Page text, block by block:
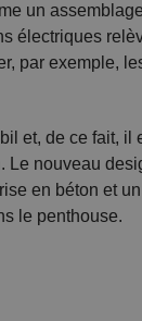
un
électriques
par exemple,
et, de ce fait, il
Le nouveau
en béton et
le penthouse.